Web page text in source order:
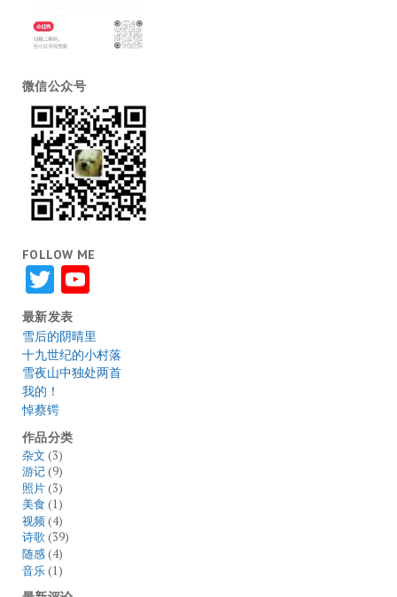
微信公众号
FOLLOW ME
TwitterYouTube
最新发表
雪后的阴晴里
十九世纪的小村落
雪夜山中独处两首
我的！
悼蔡锷
作品分类
杂文 (3)
游记(9)
照片(3)
美食 (1)
视频(4)
诗歌(39)
随感(4)
音乐(1)